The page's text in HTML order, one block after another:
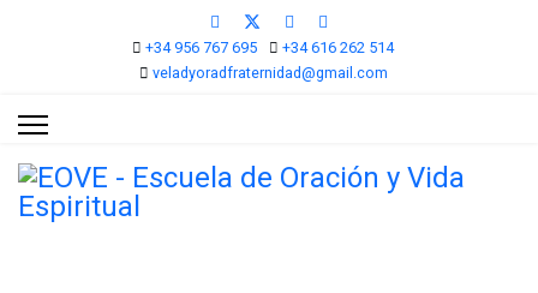
+34 956 767 695
+34 616 262 514
veladyoradfraternidad@gmail.com
Oraciones